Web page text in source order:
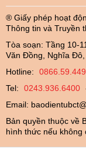
® Giấy phép hoạt
Thông tin và Truyền
Tòa soạn: Tầng 10-
Văn Đồng, Nghĩa Đô,
Hotline:
Tel:
0243.936.6400
Email:
Bản quyền thuộc về
hình thức nếu không